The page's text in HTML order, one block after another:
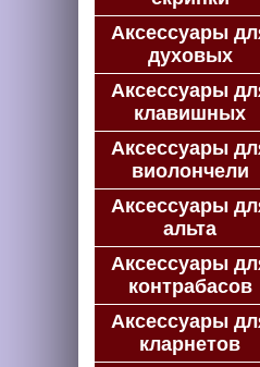
Аксессуары
духовых
Аксессуары
клавишных
Аксессуары
виолончели
Аксессуары
альта
Аксессуары
контрабасов
Аксессуары
кларнетов